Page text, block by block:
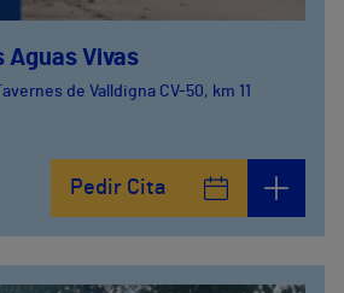
Aguas Vivas
de Valldigna CV-50, km 11
Pedir Cita